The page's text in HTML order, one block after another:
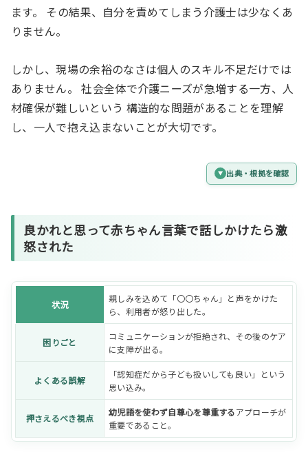
ます。 その結果、自分を責めてしまう介護士は少なくあ
りません。
しかし、現場の余裕のなさは個人のスキル不足だけでは
ありません。 社会全体で介護ニーズが急増する一方、人
材確保が難しいという 構造的な問題があることを理解
し、一人で抱え込まないことが大切です。
出典・根拠を確認
良かれと思って赤ちゃん言葉で話しかけたら激
怒された
状況
親しみを込めて「〇〇ちゃん」と声をかけた
ら、利用者が怒り出した。
困りごと
コミュニケーションが拒絶され、その後のケア
に支障が出る。
よくある誤解
「認知症だから子ども扱いしても良い」という
思い込み。
押さえるべき視点
幼児語を使わず自尊心を尊重するアプローチが
重要であること。